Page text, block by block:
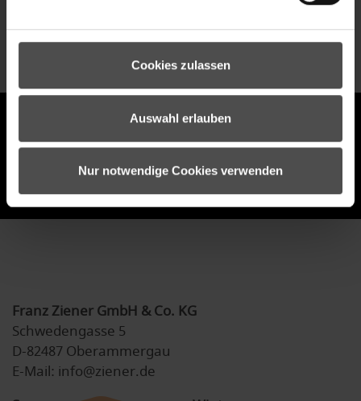
Cookies zulassen
Auswahl erlauben
Nur notwendige Cookies verwenden
anmelden
Franz Ziener GmbH & Co. KG
Schwedengasse 5
D-82487 Oberammergau
E-Mail: info@ziener.de